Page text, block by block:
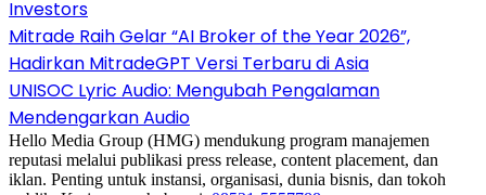
Investors
Mitrade Raih Gelar “AI Broker of the Year 2026”,
Hadirkan MitradeGPT Versi Terbaru di Asia
UNISOC Lyric Audio: Mengubah Pengalaman
Mendengarkan Audio
Hello Media Group (HMG) mendukung program manajemen
reputasi melalui publikasi press release, content placement, dan
iklan. Penting untuk instansi, organisasi, dunia bisnis, dan tokoh